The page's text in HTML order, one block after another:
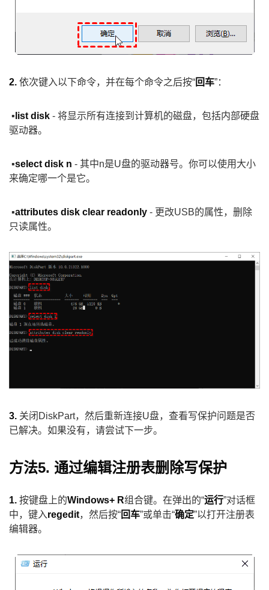
2. 依次键入以下命令，并在每个命令之后按“回车”：
▪ list disk - 将显示所有连接到计算机的磁盘，包括内部硬盘
驱动器。
▪select disk n - 其中n是U盘的驱动器号。你可以使用大小
来确定哪一个是它。
▪attributes disk clear readonly - 更改USB的属性，删除
只读属性。
3. 关闭DiskPart，然后重新连接U盘，查看写保护问题是否
已解决。如果没有，请尝试下一步。
方法5. 通过编辑注册表删除写保护
1. 按键盘上的Windows+ R组合键。在弹出的“运行”对话框
中，键入regedit，然后按“回车”或单击“确定”以打开注册表
编辑器。